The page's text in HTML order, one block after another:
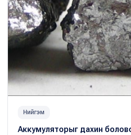
Нийгэм
Аккумуляторыг дахин